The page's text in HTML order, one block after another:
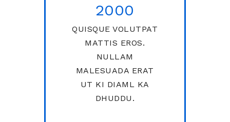
2000
QUISQUE VOLUTPAT
MATTIS EROS.
NULLAM
MALESUADA ERAT
UT KI DIAML KA
DHUDDU.